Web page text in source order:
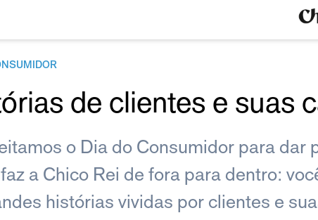
de clientes e suas
o Dia do Consumidor para dar
a Chico Rei de fora para dentro:
histórias vividas por clientes e